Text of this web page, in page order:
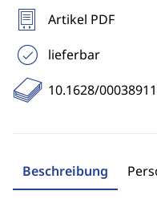
Artikel PDF
lieferbar
10.1628/
Beschreibung